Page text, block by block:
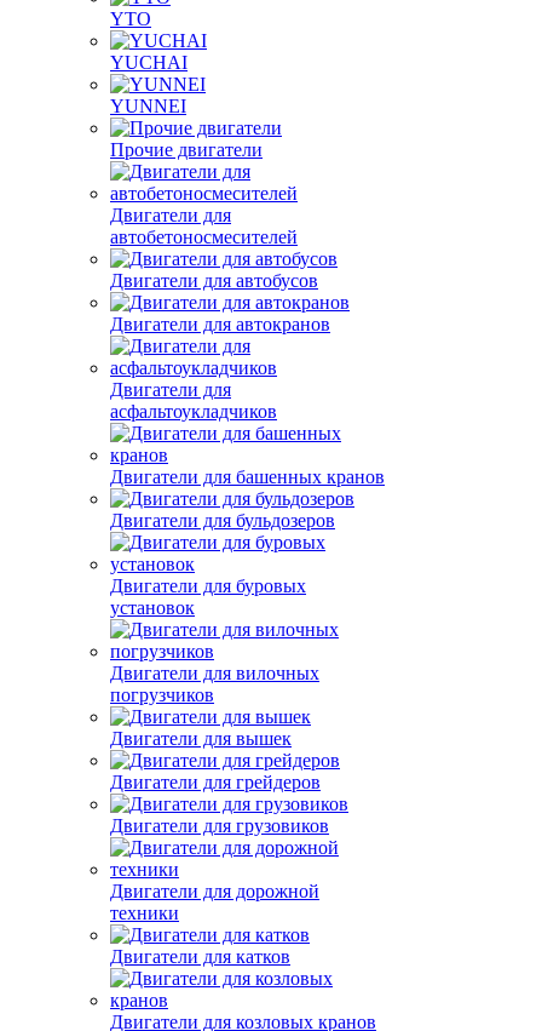
YTO
YUCHAI
YUNNEI
Прочие двигатели
Двигатели для
автобетоносмесителей
Двигатели для автобусов
Двигатели для автокранов
Двигатели для
асфальтоукладчиков
Двигатели для башенных кранов
Двигатели для бульдозеров
Двигатели для буровых
установок
Двигатели для вилочных
погрузчиков
Двигатели для вышек
Двигатели для грейдеров
Двигатели для грузовиков
Двигатели для дорожной
техники
Двигатели для катков
Двигатели для козловых кранов